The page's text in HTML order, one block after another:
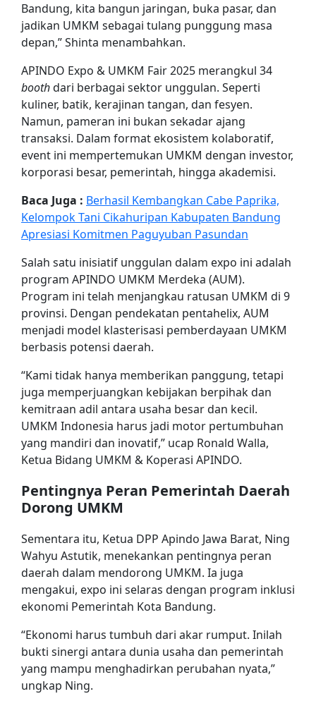
Bandung, kita bangun jaringan, buka pasar, dan
jadikan UMKM sebagai tulang punggung masa
depan,” Shinta menambahkan.
APINDO Expo & UMKM Fair 2025 merangkul 34
boothdari berbagai sektor unggulan. Seperti
kuliner, batik, kerajinan tangan, dan fesyen.
Namun, pameran ini bukan sekadar ajang
transaksi. Dalam format ekosistem kolaboratif,
event ini mempertemukan UMKM dengan investor,
korporasi besar, pemerintah, hingga akademisi.
Baca Juga : Berhasil Kembangkan Cabe Paprika,
Kelompok Tani Cikahuripan Kabupaten Bandung
Apresiasi Komitmen Paguyuban Pasundan
Salah satu inisiatif unggulan dalam expo ini adalah
program APINDO UMKM Merdeka (AUM).
Program ini telah menjangkau ratusan UMKM di 9
provinsi. Dengan pendekatan pentahelix, AUM
menjadi model klasterisasi pemberdayaan UMKM
berbasis potensi daerah.
“Kami tidak hanya memberikan panggung, tetapi
juga memperjuangkan kebijakan berpihak dan
kemitraan adil antara usaha besar dan kecil.
UMKM Indonesia harus jadi motor pertumbuhan
yang mandiri dan inovatif,” ucap Ronald Walla,
Ketua Bidang UMKM & Koperasi APINDO.
Pentingnya Peran Pemerintah Daerah
Dorong UMKM
Sementara itu, Ketua DPP Apindo Jawa Barat, Ning
Wahyu Astutik, menekankan pentingnya peran
daerah dalam mendorong UMKM. Ia juga
mengakui, expo ini selaras dengan program inklusi
ekonomi Pemerintah Kota Bandung.
“Ekonomi harus tumbuh dari akar rumput. Inilah
bukti sinergi antara dunia usaha dan pemerintah
yang mampu menghadirkan perubahan nyata,”
ungkap Ning.